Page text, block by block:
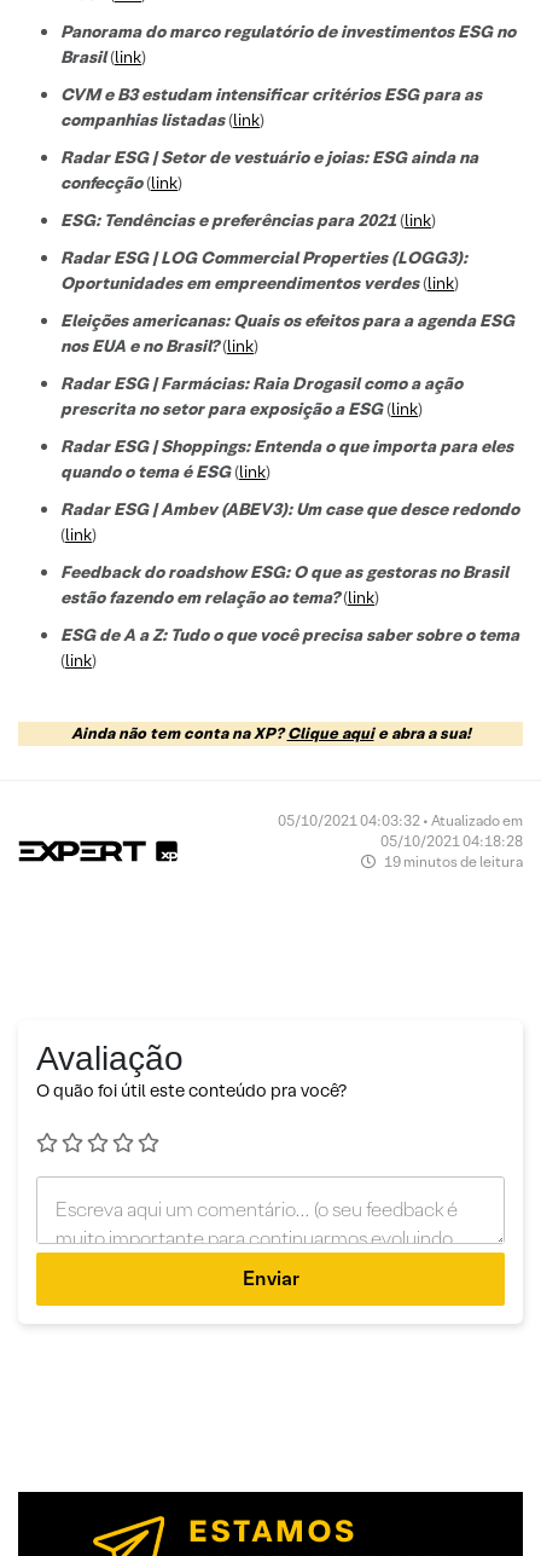
Panorama do marco regulatório de investimentos ESG no
Brasil(link)
CVM e B3 estudam intensificar critérios ESG para as
companhias listadas(link)
Radar ESG | Setor de vestuário e joias: ESG ainda na
confecção(link)
ESG: Tendências e preferências para 2021(link)
Radar ESG | LOG Commercial Properties (LOGG3):
Oportunidades em empreendimentos verdes(link)
Eleições americanas: Quais os efeitos para a agenda ESG
nos EUA e no Brasil?(link)
Radar ESG | Farmácias: Raia Drogasil como a ação
prescrita no setor para exposição a ESG(link)
Radar ESG | Shoppings: Entenda o que importa para eles
quando o tema é ESG(link)
Radar ESG | Ambev (ABEV3): Um case que desce redondo
(link)
Feedback do roadshow ESG: O que as gestoras no Brasil
estão fazendo em relação ao tema?(link)
ESG de A a Z: Tudo o que você precisa saber sobre o tema
(link)
Ainda não tem conta na XP?Clique aquie abra a sua!
05/10/2021 04:03:32 • Atualizado em
05/10/2021 04:18:28
19 minutos de leitura
Avaliação
O quão foi útil este conteúdo pra você?
Enviar